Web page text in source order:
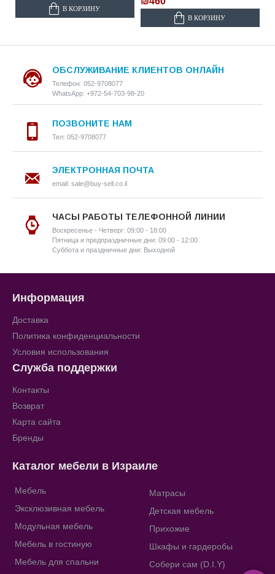
В КОРЗИНУ
В КОРЗИНУ
ОБСЛУЖИВАНИЕ КЛИЕНТОВ ОНЛАЙН
Телефон: 052-9708077
WhatsApp: +972-54-703-98-20
ПОЗВОНИТЕ НАМ
Тел: 052-9708077
ЭЛЕКТРОННАЯ ПОЧТА
email: sale@buy-sell.co.il
ЧАСЫ РАБОТЫ ТЕЛЕФОННОЙ ЛИНИИ
Воскресенье - Четверг: 09:00 - 18:00
Пятница и предпраздничные дни: 09:00 - 12:00
Суббота и праздничные дни: Выходной
Информация
Доставка
Политика конфиденциальности
Условия использования
Служба поддержки
Контакты
Возврат
Карта сайта
Бренды
Каталог мебели в Израиле
Мебель
Эксклюзивная мебель
Модульная мебель
Мебель в гостиную
Мебель для спальни
Матрасы
Детская мебель
Прихожие
Шкафы и гардеробы
Собери сам (D.I.Y)